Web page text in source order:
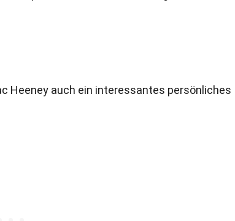
Heeney auch ein interessantes persönliches